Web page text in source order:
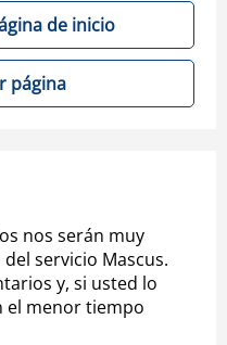
de inicio
página
nos serán muy
servicio Mascus.
y, si usted lo
el menor tiempo